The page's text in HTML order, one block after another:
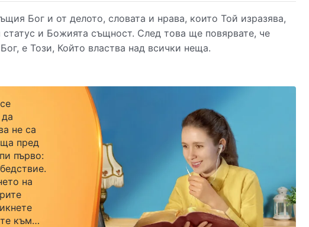
Бог и от делото, словата и нрава, които Той изразява,
и Божията същност. След това ще повярвате, че
е Този, Който властва над всички неща.
не са
пред
първо:
на
към